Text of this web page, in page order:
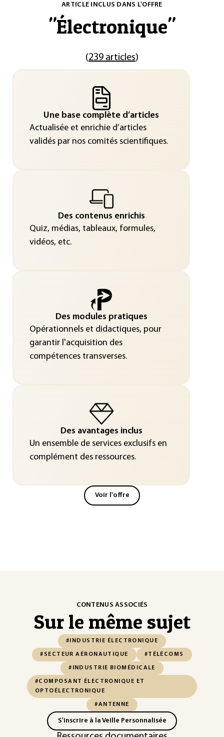
ARTICLE INCLUS DANS L'OFFRE
"Électronique"
(239 articles)
Une base complète d’articles
Actualisée et enrichie d’articles
validés par nos comités scientifiques.
Des contenus enrichis
Quiz, médias, tableaux, formules,
vidéos, etc.
Des modules pratiques
Opérationnels et didactiques, pour
garantir l'acquisition des
compétences transverses.
Des avantages inclus
Un ensemble de services exclusifs en
complément des ressources.
Voir l'offre
CONTENUS ASSOCIÉS
Sur le même sujet
#INDUSTRIE ÉLECTRONIQUE
#SECTEUR AÉRONAUTIQUE #TÉLÉCOMS
#INDUSTRIE BIOMÉDICALE
#COMPOSANT ÉLECTRONIQUE ET
OPTOÉLECTRONIQUE
#ANTENNE
S'inscrire à la Veille Personnalisée